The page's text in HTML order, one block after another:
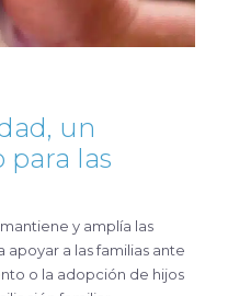
un
para las
mantiene y amplía las
a las familias ante
o la adopción de hijos